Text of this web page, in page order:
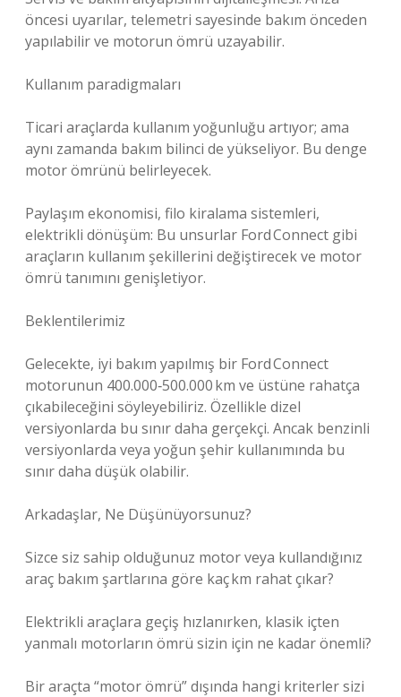
öncesi uyarılar, telemetri sayesinde bakım önceden
yapılabilir ve motorun ömrü uzayabilir.
Kullanım paradigmaları
Ticari araçlarda kullanım yoğunluğu artıyor; ama
aynı zamanda bakım bilinci de yükseliyor. Bu denge
motor ömrünü belirleyecek.
Paylaşım ekonomisi, filo kiralama sistemleri,
elektrikli dönüşüm: Bu unsurlar Ford Connect gibi
araçların kullanım şekillerini değiştirecek ve motor
ömrü tanımını genişletiyor.
Beklentilerimiz
Gelecekte, iyi bakım yapılmış bir Ford Connect
motorunun 400.000‑500.000 km ve üstüne rahatça
çıkabileceğini söyleyebiliriz. Özellikle dizel
versiyonlarda bu sınır daha gerçekçi. Ancak benzinli
versiyonlarda veya yoğun şehir kullanımında bu
sınır daha düşük olabilir.
Arkadaşlar, Ne Düşünüyorsunuz?
Sizce siz sahip olduğunuz motor veya kullandığınız
araç bakım şartlarına göre kaç km rahat çıkar?
Elektrikli araçlara geçiş hızlanırken, klasik içten
yanmalı motorların ömrü sizin için ne kadar önemli?
Bir araçta “motor ömrü” dışında hangi kriterler sizi